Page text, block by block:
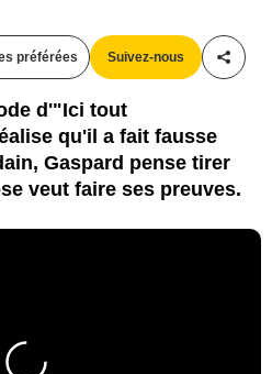
préférées Suivez-nous
d'"Ici tout
qu'il a fait fausse
Gaspard pense tirer
veut faire ses preuves.